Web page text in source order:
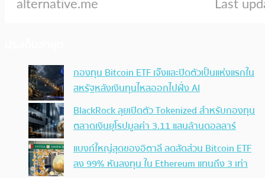
กองทุน Bitcoin ETF เจ๊งและปิดตัวเป็นแห่งแรกใน
สหรัฐหลังเงินทุนไหลออกไปฝั่ง AI
BlackRock ลุยเปิดตัว Tokenized สำหรับกองทุน
ตลาดเงินยุโรปมูลค่า 3.11 แสนล้านดอลลาร์
แบงก์ใหญ่สุดของอิตาลี ลดสัดส่วน Bitcoin ETF
ลง 99% หันลงทุน ใน Ethereum แทนถึง 3 เท่า